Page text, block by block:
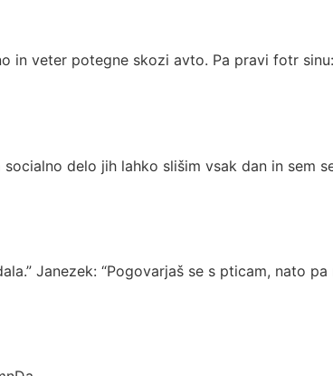
in veter potegne skozi avto. Pa pravi fotr
delo jih lahko slišim vsak dan in sem
Janezek: “Pogovarjaš se s pticam, nato pa